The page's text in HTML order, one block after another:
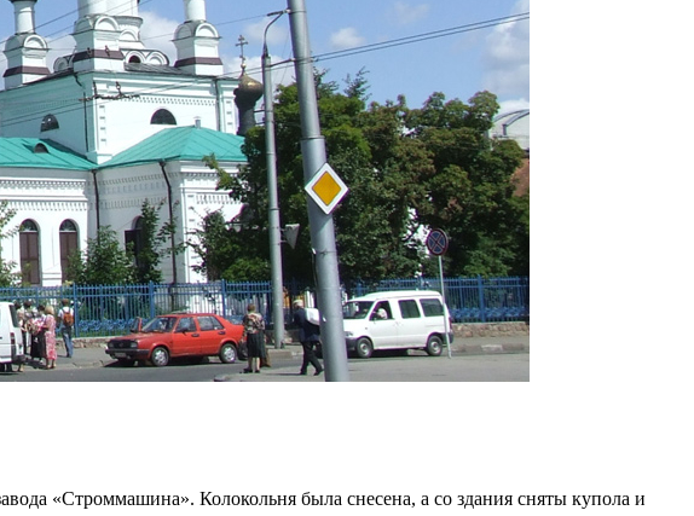
«Строммашина». Колокольня была снесена, а со здания сняты купола и